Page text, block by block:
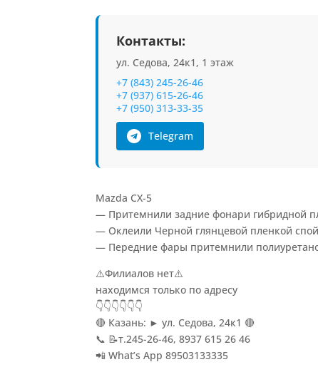
Контакты:
ул. Седова, 24к1, 1 этаж
+7 (843) 245-26-46
+7 (937) 615-26-46
+7 (950) 313-33-35
Telegram
Mazda CX-5
— Притемнили задние фонари гибридной
— Оклеили Черной глянцевой пленкой
— Передние фары притемнили
⚠️Филиалов нет⚠️
находимся только по адресу
👇👇👇👇👇👇
🔴 Казань: ► ул. Седова, 24к1 🔴
📞 📝т.245-26-46, 8937 615 26 46
📲 What’s App 89503133335